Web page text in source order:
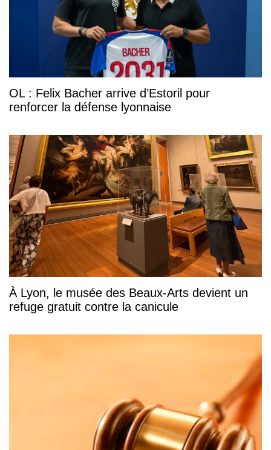
OL : Felix Bacher arrive d’Estoril pour
renforcer la défense lyonnaise
À Lyon, le musée des Beaux-Arts devient un
refuge gratuit contre la canicule